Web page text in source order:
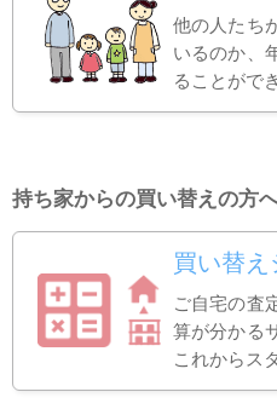
他の人たち
いるのか、
ることがで
持ち家からの買い替えの方
買い替
ご自宅の査
算が分かる
これからス